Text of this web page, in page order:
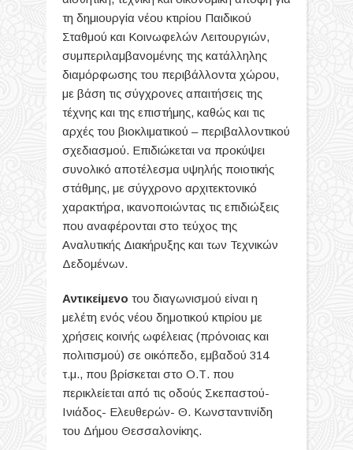
τη δημιουργία νέου κτιρίου Παιδικού
Σταθμού και Κοινωφελών Λειτουργιών,
συμπεριλαμβανομένης της κατάλληλης
διαμόρφωσης του περιβάλλοντα χώρου,
με βάση τις σύγχρονες απαιτήσεις της
τέχνης και της επιστήμης, καθώς και τις
αρχές του βιοκλιματικού – περιβαλλοντικού
σχεδιασμού. Επιδιώκεται να προκύψει
συνολικό αποτέλεσμα υψηλής ποιοτικής
στάθμης, με σύγχρονο αρχιτεκτονικό
χαρακτήρα, ικανοποιώντας τις επιδιώξεις
που αναφέρονται στο τεύχος της
Αναλυτικής Διακήρυξης και των Τεχνικών
Δεδομένων.
Αντικείμενο του διαγωνισμού είναι η
μελέτη ενός νέου δημοτικού κτιρίου με
χρήσεις κοινής ωφέλειας (πρόνοιας και
πολιτισμού) σε οικόπεδο, εμβαδού 314
τ.μ., που βρίσκεται στο Ο.Τ. που
περικλείεται από τις οδούς Σκεπαστού-
Ινιάδος- Ελευθερών- Θ. Κωνσταντινίδη
του Δήμου Θεσσαλονίκης.